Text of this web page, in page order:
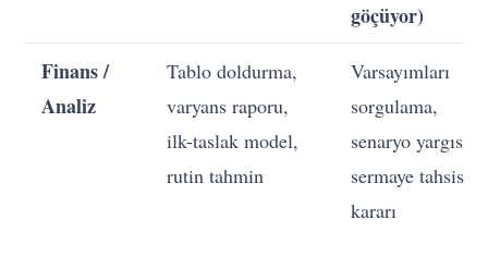
göçüyor)
Finans /
Analiz
Tablo doldurma,
varyans raporu,
ilk-taslak model,
rutin tahmin
Varsayımları
sorgulama,
senaryo yargısı,
sermaye tahsisi
kararı